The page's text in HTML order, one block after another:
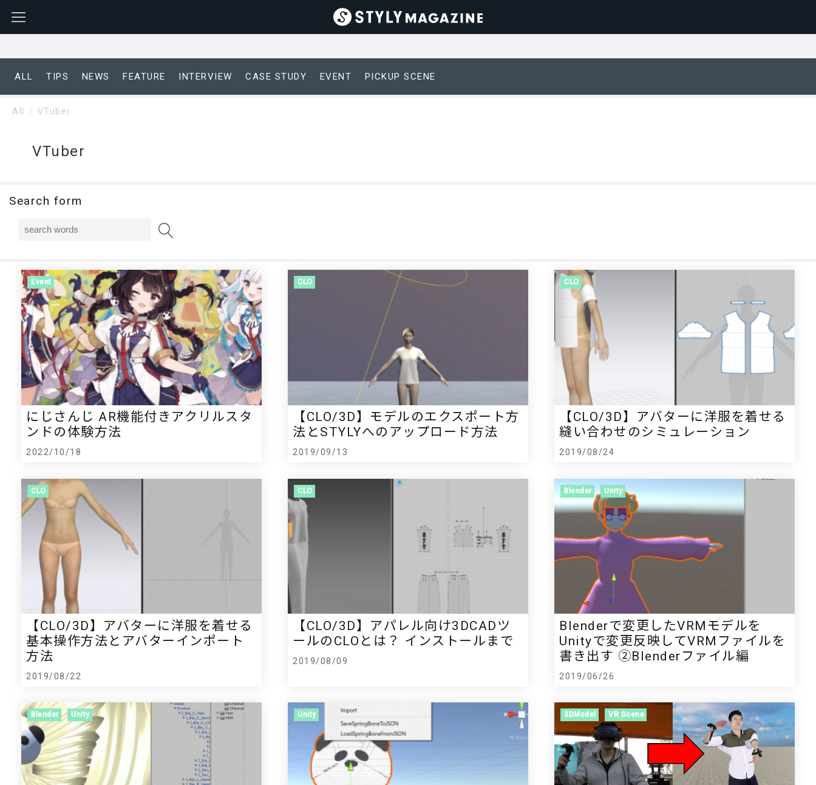
ALL TIPS NEWS FEATURE INTERVIEW CASE STUDY EVENT PICKUP SCENE
All VTuber
VTuber
Search form
Event
にじさんじ AR機能付きアクリルスタ
ンドの体験方法
2022/10/18
CLO
【CLO/3D】モデルのエクスポート方
法とSTYLYへのアップロード方法
2019/09/13
CLO
【CLO/3D】アバターに洋服を着せる
縫い合わせのシミュレーション
2019/08/24
CLO
【CLO/3D】アバターに洋服を着せる
基本操作方法とアバターインポート
方法
2019/08/22
CLO
【CLO/3D】アパレル向け3DCADツ
ールのCLOとは？ インストールまで
2019/08/09
Blender Unity
Blenderで変更したVRMモデルを
Unityで変更反映してVRMファイルを
書き出す ②Blenderファイル編
2019/06/26
Blender Unity Unity 3DModel VR Scene